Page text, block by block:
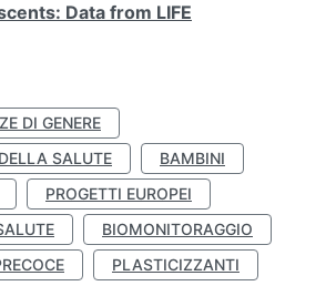
Data from LIFE
DI GENERE
SALUTE
BAMBINI
PROGETTI EUROPEI
BIOMONITORAGGIO
PLASTICIZZANTI